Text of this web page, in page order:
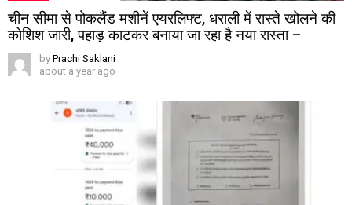
चीन सीमा से पोकलैंड मशीनें एयरलिफ्ट, धराली में रास्ते खोलने की
कोशिश जारी, पहाड़ काटकर बनाया जा रहा है नया रास्ता –
by Prachi Saklani
about a year ago